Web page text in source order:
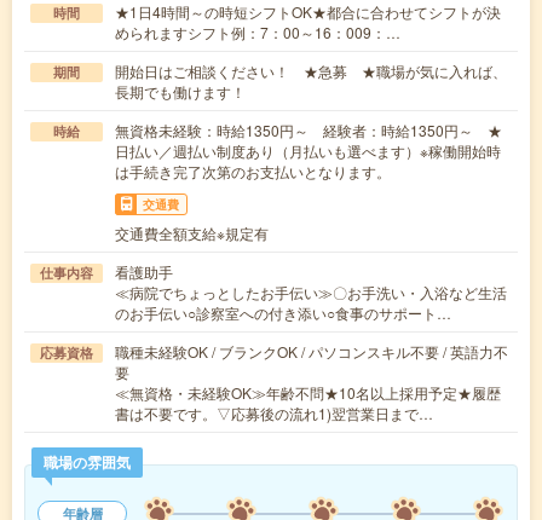
時間
★1日4時間～の時短シフトOK★都合に合わせてシフトが決
められますシフト例：7：00～16：009：…
期間
開始日はご相談ください！ ★急募 ★職場が気に入れば、
長期でも働けます！
時給
無資格未経験：時給1350円～ 経験者：時給1350円～ ★
日払い／週払い制度あり（月払いも選べます）※稼働開始時
は手続き完了次第のお支払いとなります。
交通費
交通費全額支給※規定有
仕事内容
看護助手
≪病院でちょっとしたお手伝い≫〇お手洗い・入浴など生活
のお手伝い○診察室への付き添い○食事のサポート…
応募資格
職種未経験OK / ブランクOK / パソコンスキル不要 / 英語力不
要
≪無資格・未経験OK≫年齢不問★10名以上採用予定★履歴
書は不要です。▽応募後の流れ1)翌営業日まで…
職場の雰囲気
年齢層